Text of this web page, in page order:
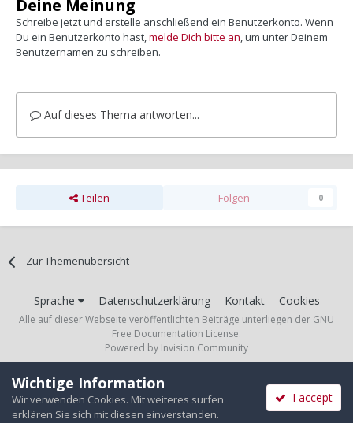
Deine Meinung
Schreibe jetzt und erstelle anschließend ein Benutzerkonto. Wenn
Du ein Benutzerkonto hast,melde Dich bitte an, um unter Deinem
Benutzernamen zu schreiben.
Auf dieses Thema antworten...
Teilen Folgen 0
Zur Themenübersicht
Sprache Datenschutzerklärung Kontakt Cookies
Alle auf dieser Webseite veröffentlichten Beiträge unterliegen der GNU
Free Documentation License.
Powered by Invision Community
Wichtige Information
Wir verwenden Cookies. Mit weiteres surfen
erklären Sie sich mit diesen einverstanden.
I accept